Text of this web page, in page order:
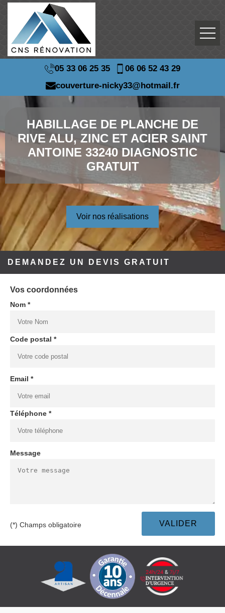
05 33 06 25 35
06 06 52 43 29
couverture-nicky33@hotmail.fr
HABILLAGE DE PLANCHE DE
RIVE ALU, ZINC ET ACIER SAINT
ANTOINE 33240 DIAGNOSTIC
GRATUIT
Voir nos réalisations
DEMANDEZ UN DEVIS GRATUIT
Vos coordonnées
Nom *
Code postal *
Email *
Téléphone *
Message
(*) Champs obligatoire